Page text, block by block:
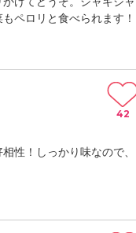
ペロリと食べられます！
性！しっかり味なので、
42